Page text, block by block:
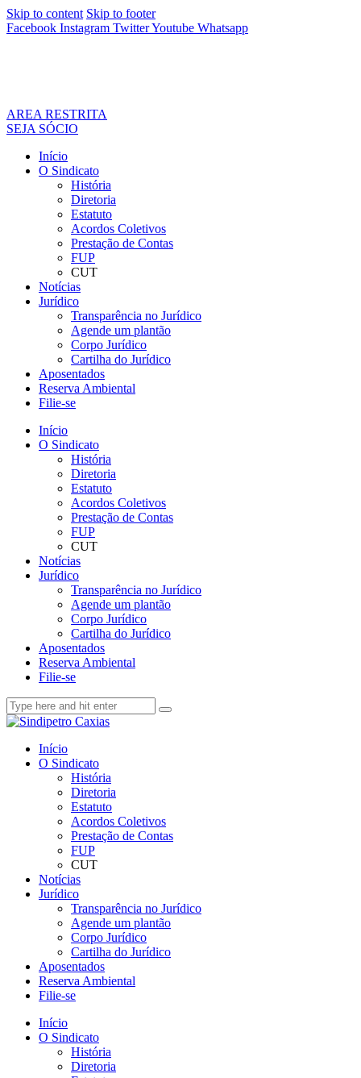
Skip to content Skip to footer
Facebook Instagram TwitterYoutube Whatsapp
AREA RESTRITA
SEJA SÓCIO
Início
O Sindicato
História
Diretoria
Estatuto
Acordos Coletivos
Prestação de Contas
FUP
CUT
Notícias
Jurídico
Transparência no Jurídico
Agende um plantão
Corpo Jurídico
Cartilha do Jurídico
Aposentados
Reserva Ambiental
Filie-se
Início
O Sindicato
História
Diretoria
Estatuto
Acordos Coletivos
Prestação de Contas
FUP
CUT
Notícias
Jurídico
Transparência no Jurídico
Agende um plantão
Corpo Jurídico
Cartilha do Jurídico
Aposentados
Reserva Ambiental
Filie-se
Início
O Sindicato
História
Diretoria
Estatuto
Acordos Coletivos
Prestação de Contas
FUP
CUT
Notícias
Jurídico
Transparência no Jurídico
Agende um plantão
Corpo Jurídico
Cartilha do Jurídico
Aposentados
Reserva Ambiental
Filie-se
Início
O Sindicato
História
Diretoria